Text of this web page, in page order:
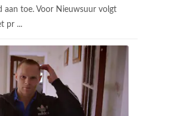
aan toe. Voor Nieuwsuur volgt
pr ...